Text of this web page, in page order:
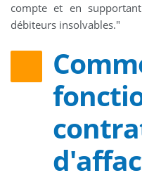
compte et en
débiteurs insolvables."